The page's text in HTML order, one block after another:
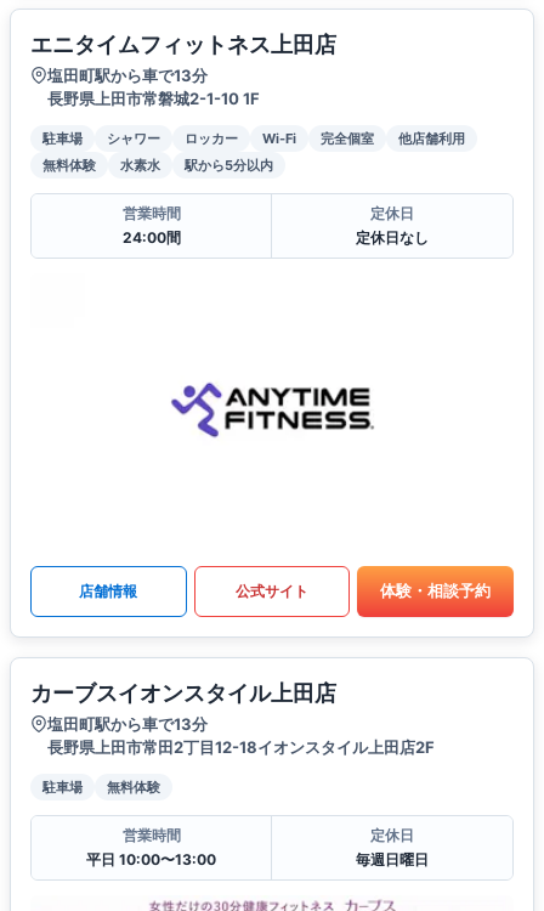
エニタイムフィットネス上田店
塩田町駅から車で13分
長野県上田市常磐城2-1-10 1F
駐車場 シャワー ロッカー Wi-Fi 完全個室
他店舗利用
無料体験
水素水 駅から5分以内
営業時間
24:00間
定休日
定休日なし
店舗情報 公式サイト 体験・相談予約
カーブスイオンスタイル上田店
塩田町駅から車で13分
長野県上田市常田2丁目12-18イオンスタイル上田店2F
駐車場 無料体験
営業時間
平日 10:00〜13:00
定休日
毎週日曜日